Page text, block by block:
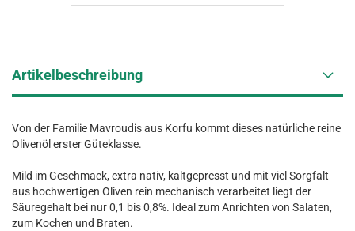
Artikelbeschreibung
Von der Familie Mavroudis aus Korfu kommt dieses natürliche reine
Olivenöl erster Güteklasse.
Mild im Geschmack, extra nativ, kaltgepresst und mit viel Sorgfalt
aus hochwertigen Oliven rein mechanisch verarbeitet liegt der
Säuregehalt bei nur 0,1 bis 0,8%. Ideal zum Anrichten von Salaten,
zum Kochen und Braten.